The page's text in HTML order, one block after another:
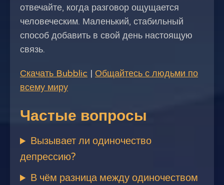
отвечайте, когда разговор ощущается
человеческим. Маленький, стабильный
способ добавить в свой день настоящую
связь.
Скачать Bubblic | Общайтесь с людьми по
всему миру
Частые вопросы
Вызывает ли одиночество
депрессию?
В чём разница между одиночеством